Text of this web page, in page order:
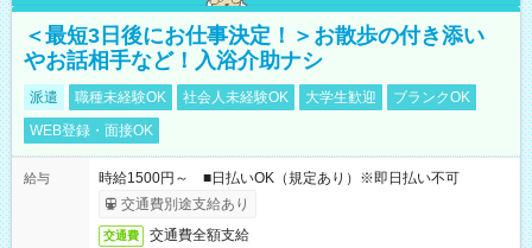
＜最短3日後にお仕事決定！＞お散歩の付き添い
やお話相手など！入浴介助ナシ
派遣 職種未経験OK 社会人未経験OK 大学生歓迎
ブランクOK
WEB登録・面接OK
給与
時給1500円～ ■日払いOK（規定あり）※即日払い不可
交通費別途支給あり
交通費 交通費全額支給